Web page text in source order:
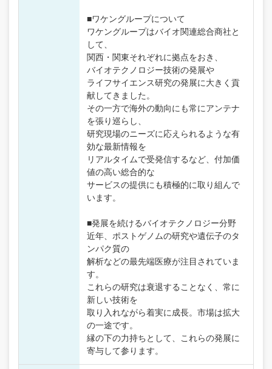
■ワケングループについて
ワケングループはバイオ関連総合商社と
して、
関西・関東それぞれに拠点をおき、
バイオテクノロジー技術の発展や
ライフサイエンス研究の発展に大きく貢
献してきました。
その一方で海外の動向にも常にアンテナ
を張り巡らし、
研究現場のニーズに応えられるような有
効な最新情報を
リアルタイムで受発信するなど、付加価
値の高い総合的な
サービスの提供にも積極的に取り組んで
います。
■発展を続けるバイオテクノロジー分野
近年、ポストゲノムの研究や遺伝子のタ
ンパク質の
解析などの最先端医療が注目されていま
す。
これらの研究は衰退することなく、常に
新しい技術を
取り入れながら着実に成長。市場は拡大
の一途です。
縁の下の力持ちとして、これらの発展に
寄与して参ります。